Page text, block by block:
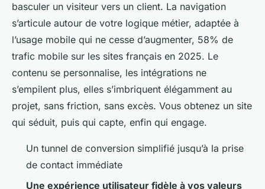
basculer un visiteur vers un client. La navigation
s’articule autour de votre logique métier, adaptée à
l’usage mobile qui ne cesse d’augmenter, 58% de
trafic mobile sur les sites français en 2025. Le
contenu se personnalise, les intégrations ne
s’empilent plus, elles s’imbriquent élégamment au
projet, sans friction, sans excès. Vous obtenez un site
qui séduit, puis qui capte, enfin qui engage.
Un tunnel de conversion simplifié jusqu’à la prise
de contact immédiate
Une expérience utilisateur fidèle à vos valeurs